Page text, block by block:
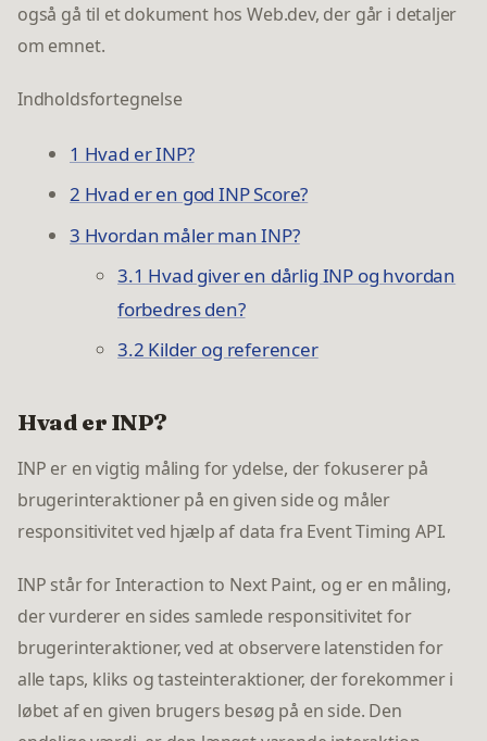
også gå til et dokument hos Web.dev, der går i detaljer
om emnet.
Indholdsfortegnelse
1 Hvad er INP?
2 Hvad er en god INP Score?
3 Hvordan måler man INP?
3.1 Hvad giver en dårlig INP og hvordan
forbedres den?
3.2 Kilder og referencer
Hvad er INP?
INP er en vigtig måling for ydelse, der fokuserer på
brugerinteraktioner på en given side og måler
responsitivitet ved hjælp af data fra Event Timing API.
INP står for Interaction to Next Paint, og er en måling,
der vurderer en sides samlede responsitivitet for
brugerinteraktioner, ved at observere latenstiden for
alle taps, kliks og tasteinteraktioner, der forekommer i
løbet af en given brugers besøg på en side. Den